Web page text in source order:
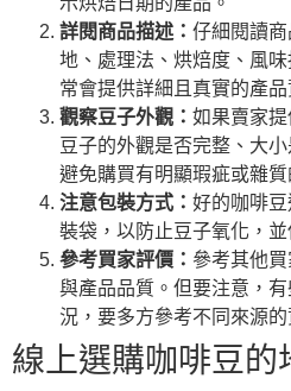
詳閱商品描述： 仔細閱讀
地、處理法、烘焙度、風
常會提供詳細且真實的產品
觀察豆子外觀： 如果賣家
豆子的外觀是否完整、大
避免購買有明顯瑕疵或雜質
注意包裝方式： 好的咖啡
裝袋，以防止豆子氧化，並
參考買家評價： 參考其他
與產品品質。但要注意，
況，要多方參考不同來源的
線上選購咖啡豆的